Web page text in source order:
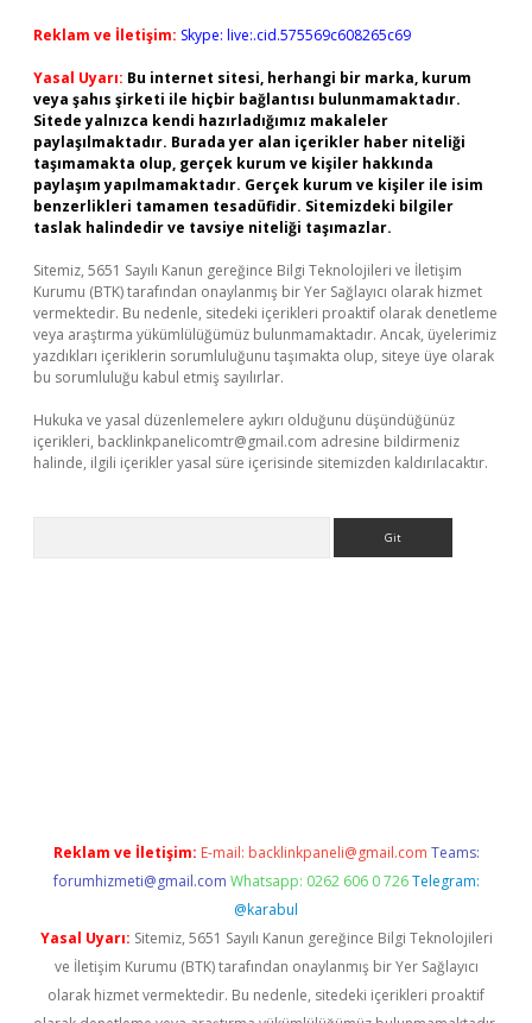
Reklam ve İletişim: Skype: live:.cid.575569c608265c69
Yasal Uyarı: Bu internet sitesi, herhangi bir marka, kurum
veya şahıs şirketi ile hiçbir bağlantısı bulunmamaktadır.
Sitede yalnızca kendi hazırladığımız makaleler
paylaşılmaktadır. Burada yer alan içerikler haber niteliği
taşımamakta olup, gerçek kurum ve kişiler hakkında
paylaşım yapılmamaktadır. Gerçek kurum ve kişiler ile isim
benzerlikleri tamamen tesadüfidir. Sitemizdeki bilgiler
taslak halindedir ve tavsiye niteliği taşımazlar.
Sitemiz, 5651 Sayılı Kanun gereğince Bilgi Teknolojileri ve İletişim
Kurumu (BTK) tarafından onaylanmış bir Yer Sağlayıcı olarak hizmet
vermektedir. Bu nedenle, sitedeki içerikleri proaktif olarak denetleme
veya araştırma yükümlülüğümüz bulunmamaktadır. Ancak, üyelerimiz
yazdıkları içeriklerin sorumluluğunu taşımakta olup, siteye üye olarak
bu sorumluluğu kabul etmiş sayılırlar.
Hukuka ve yasal düzenlemelere aykırı olduğunu düşündüğünüz
içerikleri, backlinkpanelicomtr@gmail.com adresine bildirmeniz
halinde, ilgili içerikler yasal süre içerisinde sitemizden kaldırılacaktır.
Reklam ve İletişim: E-mail: backlinkpaneli@gmail.com Teams:
forumhizmeti@gmail.com Whatsapp: 0262 606 0 726 Telegram:
@karabul
Yasal Uyarı: Sitemiz, 5651 Sayılı Kanun gereğince Bilgi Teknolojileri
ve İletişim Kurumu (BTK) tarafından onaylanmış bir Yer Sağlayıcı
olarak hizmet vermektedir. Bu nedenle, sitedeki içerikleri proaktif